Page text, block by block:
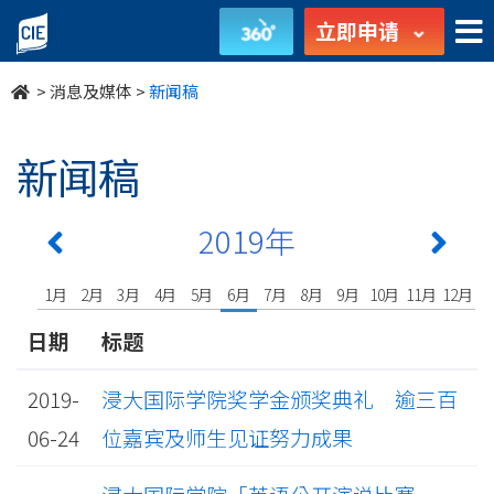
undefined 立即申请
>消息及媒体 >新闻稿
新闻稿
2019年
1月 2月 3月 4月 5月 6月 7月 8月 9月 10月 11月 12月
日期
标题
2019-
06-24
浸大国际学院奖学金颁奖典礼 逾三百
位嘉宾及师生见证努力成果